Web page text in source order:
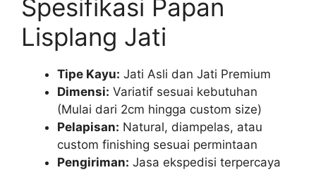
Spesifikasi Papan
Lisplang Jati
Tipe Kayu: Jati Asli dan Jati Premium
Dimensi: Variatif sesuai kebutuhan
(Mulai dari 2cm hingga custom size)
Pelapisan: Natural, diampelas, atau
custom finishing sesuai permintaan
Pengiriman: Jasa ekspedisi terpercaya